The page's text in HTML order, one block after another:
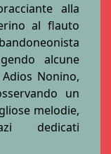
alla
al flauto
alcune
Nonino,
un
melodie,
dedicati